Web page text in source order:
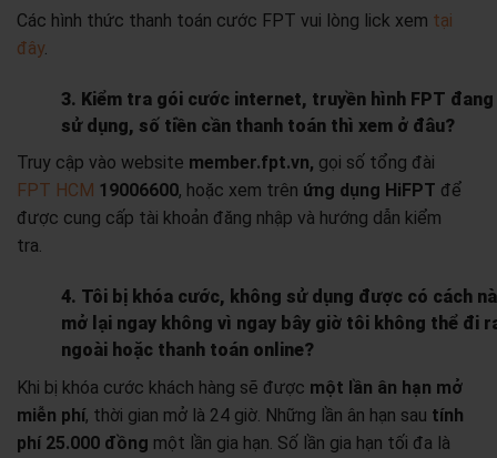
Các hình thức thanh toán cước FPT vui lòng lick xem tại
đây.
3. Kiểm tra gói cước internet, truyền hình FPT đang
sử dụng, số tiền cần thanh toán thì xem ở đâu?
Truy cập vào website member.fpt.vn, gọi số tổng đài
FPT HCM 19006600, hoặc xem trên ứng dụng HiFPT để
được cung cấp tài khoản đăng nhập và hướng dẫn kiểm
tra.
4. Tôi bị khóa cước, không sử dụng được có cách
mở lại ngay không vì ngay bây giờ tôi không thể đi
ngoài hoặc thanh toán online?
Khi bị khóa cước khách hàng sẽ được một lần ân hạn mở
miễn phí, thời gian mở là 24 giờ. Những lần ân hạn sau tính
phí 25.000 đồng một lần gia hạn. Số lần gia hạn tối đa là